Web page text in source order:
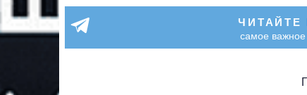
ЧИТАЙТЕ
самое